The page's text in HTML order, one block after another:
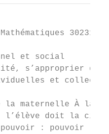
et social
s’approprier
et
maternelle À la
l’élève doit la
: pouvoir :